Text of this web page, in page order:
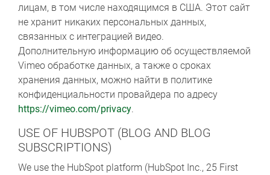
лицам, в том числе находящимся в США. Этот сайт
не хранит никаких персональных данных,
связанных с интеграцией видео.
Дополнительную информацию об осуществляемой
Vimeo обработке данных, а также о сроках
хранения данных, можно найти в политике
конфиденциальности провайдера по адресу
https://vimeo.com/privacy.
USE OF HUBSPOT (BLOG AND BLOG
SUBSCRIPTIONS)
We use the HubSpot platform (HubSpot Inc., 25 First